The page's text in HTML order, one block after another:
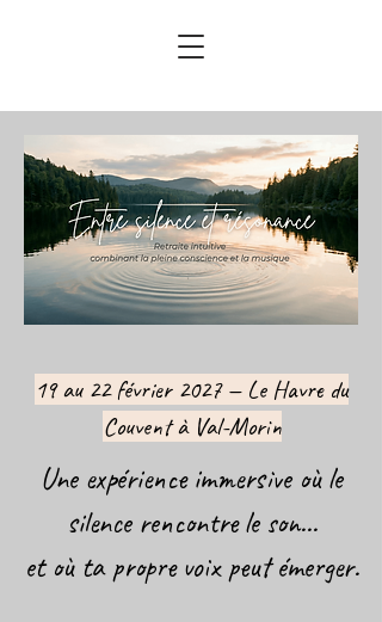
19 au 22 février 2027 — Le Havre du
Couvent à Val-Morin
Une expérience immersive où le
silence rencontre le son...
et où ta propre voix peut émerger.